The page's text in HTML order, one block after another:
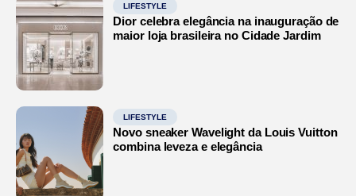
LIFESTYLE
Dior celebra elegância na inauguração de
maior loja brasileira no Cidade Jardim
LIFESTYLE
Novo sneaker Wavelight da Louis Vuitton
combina leveza e elegância